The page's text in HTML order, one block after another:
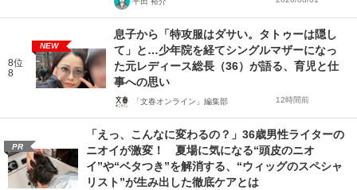
8位
8
NEW
息子から「特攻服はダサい。タトゥーは隠し
て」と…少年院を経てシングルマザーになっ
た元レディース総長（36）が語る、育児と仕
事への思い
「文春オンライン」編集部 12時間前
PR
「えっ、こんなに変わるの？」36歳男性ライターの
ニオイが激変！ 夏場に気になる“頭皮のニオ
イ”や“ベタつき”を解消する、“ウィッグのスペシャ
リスト”が生み出した徹底ケアとは